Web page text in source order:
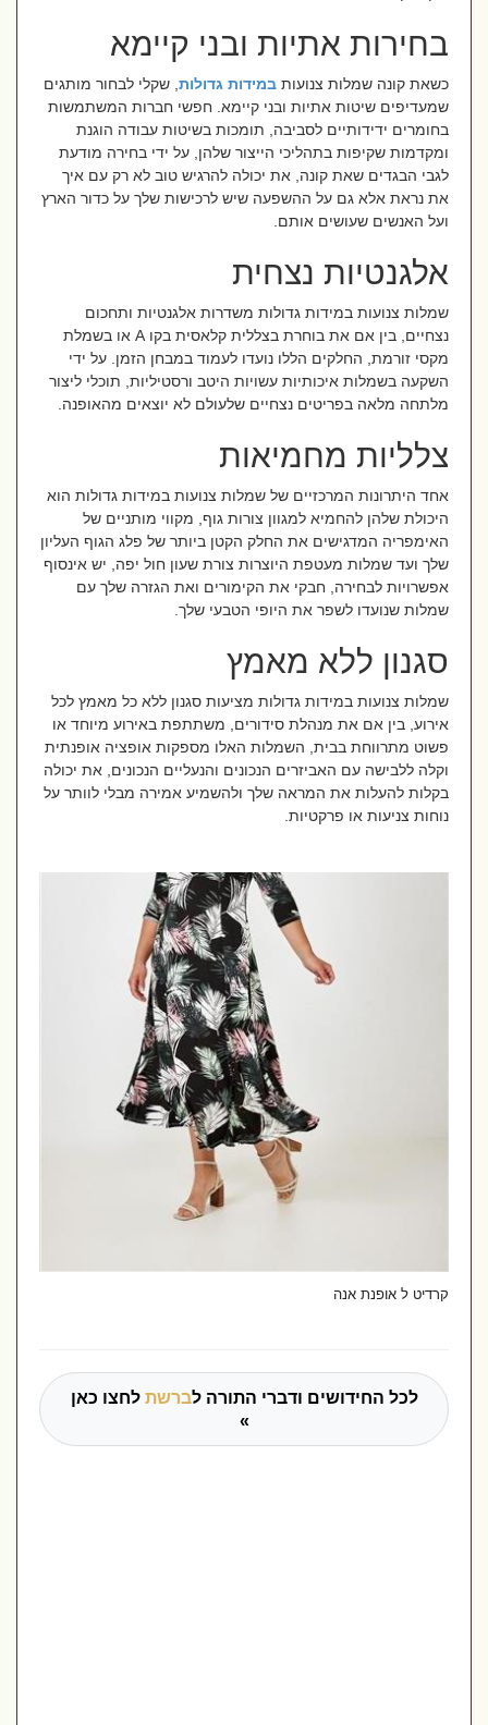
בחירות אתיות ובני קיימא
כשאת קונה שמלות צנועותבמידות גדולות, שקלי לבחור מותגים
שמעדיפים שיטות אתיות ובני קיימא. חפשי חברות המשתמשות
בחומרים ידידותיים לסביבה, תומכות בשיטות עבודה הוגנת
ומקדמות שקיפות בתהליכי הייצור שלהן, על ידי בחירה מודעת
לגבי הבגדים שאת קונה, את יכולה להרגיש טוב לא רק עם איך
את נראת אלא גם על ההשפעה שיש לרכישות שלך על כדור הארץ
ועל האנשים שעושים אותם.
אלגנטיות נצחית
שמלות צנועות במידות גדולות משדרות אלגנטיות ותחכום
נצחיים, בין אם את בוחרת בצללית קלאסית בקוAאו בשמלת
מקסי זורמת, החלקים הללו נועדו לעמוד במבחן הזמן. על ידי
השקעה בשמלות איכותיות עשויות היטב ורסטיליות, תוכלי ליצור
מלתחה מלאה בפריטים נצחיים שלעולם לא יוצאים מהאופנה.
צלליות מחמיאות
אחד היתרונות המרכזיים של שמלות צנועות במידות גדולות הוא
היכולת שלהן להחמיא למגוון צורות גוף, מקווי מותניים של
האימפריה המדגישים את החלק הקטן ביותר של פלג הגוף העליון
שלך ועד שמלות מעטפת היוצרות צורת שעון חול יפה, יש אינסוף
אפשרויות לבחירה, חבקי את הקימורים ואת הגזרה שלך עם
שמלות שנועדו לשפר את היופי הטבעי שלך.
סגנון ללא מאמץ
שמלות צנועות במידות גדולות מציעות סגנון ללא כל מאמץ לכל
אירוע, בין אם את מנהלת סידורים, משתתפת באירוע מיוחד או
פשוט מתרווחת בבית, השמלות האלו מספקות אופציה אופנתית
וקלה ללבישה עם האביזרים הנכונים והנעליים הנכונים, את יכולה
בקלות להעלות את המראה שלך ולהשמיע אמירה מבלי לוותר על
נוחות צניעות או פרקטיות.
קרדיט ל אופנת אנה
לכל החידושים ודברי התורה לברשתלחצו כאן